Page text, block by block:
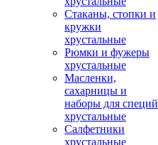
Стаканы, стопки и
кружки
хрустальные
Рюмки и фужеры
хрустальные
Масленки,
сахарницы и
наборы для специй
хрустальные
Салфетники
хрустальные